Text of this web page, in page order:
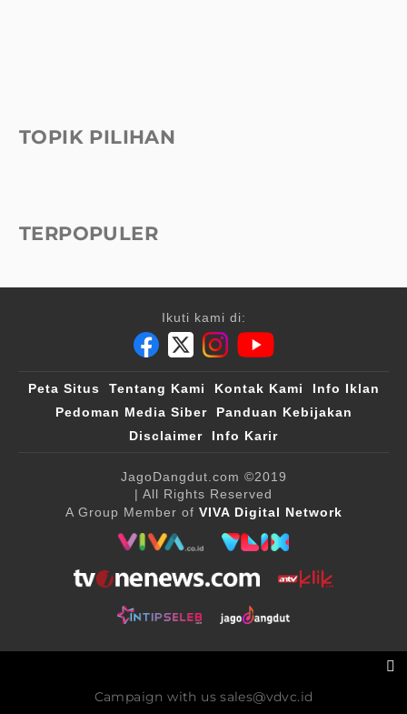
TOPIK PILIHAN
TERPOPULER
Ikuti kami di:
Peta Situs Tentang Kami Kontak Kami
Info Iklan
Pedoman Media Siber
Panduan Kebijakan
Disclaimer
Info Karir
JagoDangdut.com ©2019
| All Rights Reserved
A Group Member of VIVA Digital Network
